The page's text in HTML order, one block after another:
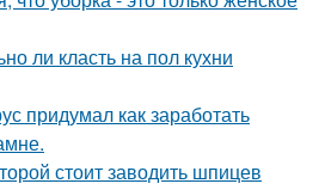
ли класть на пол кухни
придумал как заработать
стоит заводить шпицев